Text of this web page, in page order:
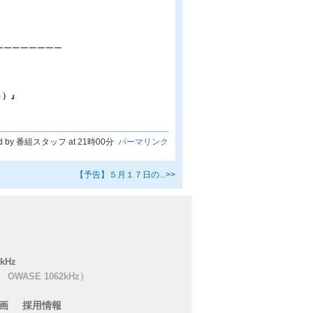
ーーーーーーー
』
by 番組スタッフ at 21時00分 パーマリンク
【予告】５月１７日の...>>
OWASE 1062kHz）
採用情報